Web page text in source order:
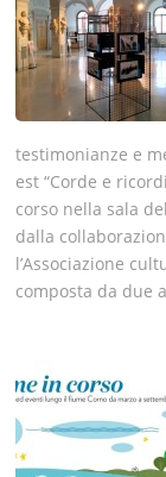
testimonianze e
est “Corde e
corso nella sala
dalla
l’Associazione
composta da due